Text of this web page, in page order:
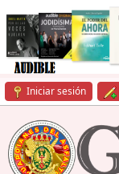
Iniciar sesión